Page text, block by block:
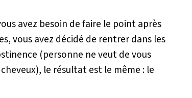
avez besoin de faire le point après
vous avez décidé de rentrer dans les
(personne ne veut de vous
le résultat est le même : le